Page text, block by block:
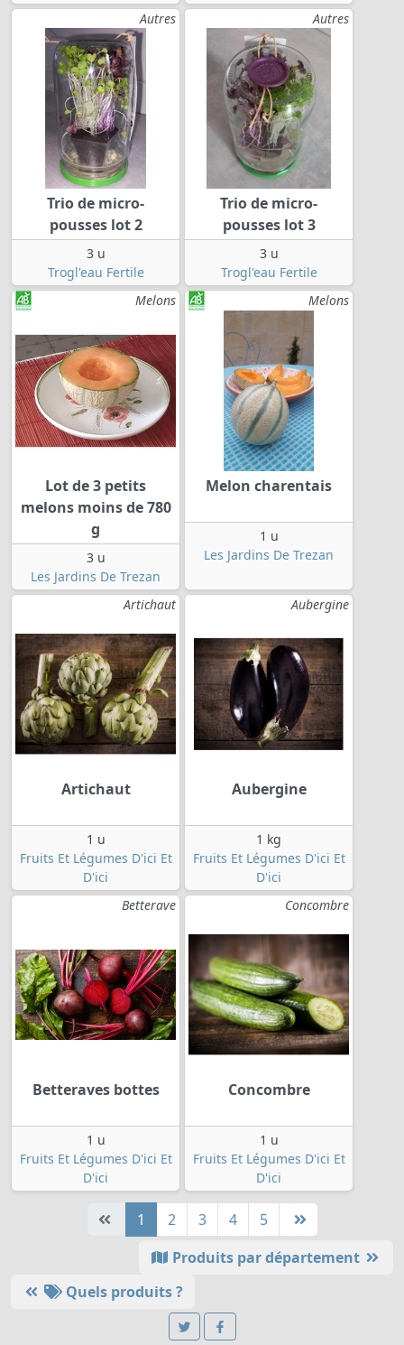
Autres
Trio de micro-
pousses lot 2
3 u
Trogl'eau Fertile
Autres
Trio de micro-
pousses lot 3
3 u
Trogl'eau Fertile
Melons
Lot de 3 petits
melons moins de 780
g
3 u
Les Jardins De Trezan
Melons
Melon charentais
1 u
Les Jardins De Trezan
Artichaut
Artichaut
1 u
Fruits Et Légumes D'ici Et
D'ici
Aubergine
Aubergine
1 kg
Fruits Et Légumes D'ici Et
D'ici
Betterave
Betteraves bottes
1 u
Fruits Et Légumes D'ici Et
D'ici
Concombre
Concombre
1 u
Fruits Et Légumes D'ici Et
D'ici
1 2 3 4
5
Produits par département
Quels produits ?